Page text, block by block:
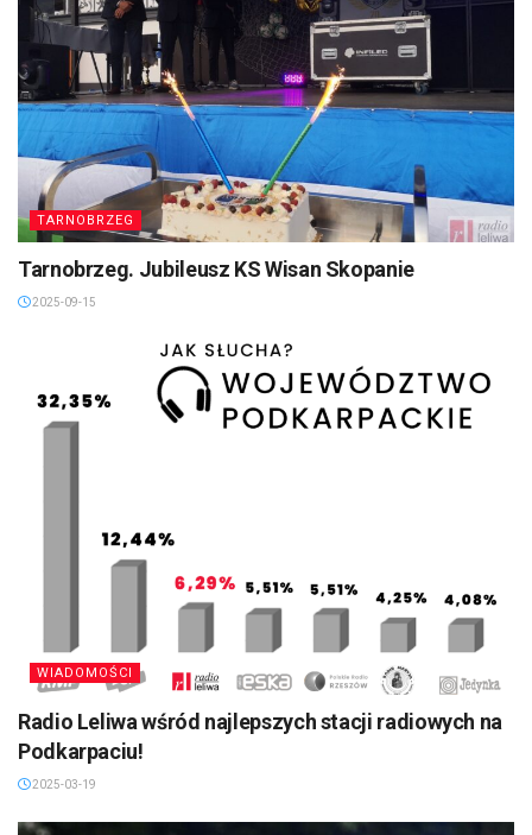
TARNOBRZEG
Tarnobrzeg. Jubileusz KS Wisan Skopanie
2025-09-15
WIADOMOŚCI
Radio Leliwa wśród najlepszych stacji radiowych na
Podkarpaciu!
2025-03-19